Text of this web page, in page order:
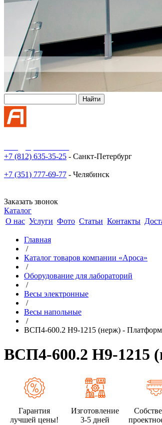
+7 (812) 635-35-25 - Санкт-Петербург
+7 (351) 777-69-77 - Челябинск
Заказать звонок
Каталог
О нас Услуги Фото Статьи Контакты
Главная
/
Каталог товаров компании «Ароса»
/
Оборудование для лабораторий
/
Весы электронные
/
Весы напольные
/
ВСП4-600.2 Н9-1215 (нерж) -
ВСП4-600.2 Н9-1215
Гарантия
лучшей цены!
Изготовление
3-5 дней